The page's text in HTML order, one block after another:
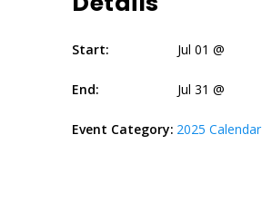
Start: Jul 01 @
End: Jul 31 @
Event Category: 2025 Calendar